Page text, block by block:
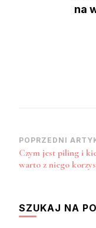
na
Zobacz
wpisy
POPRZEDNI
Czym jest piling i
warto z niego
SZUKAJ NA